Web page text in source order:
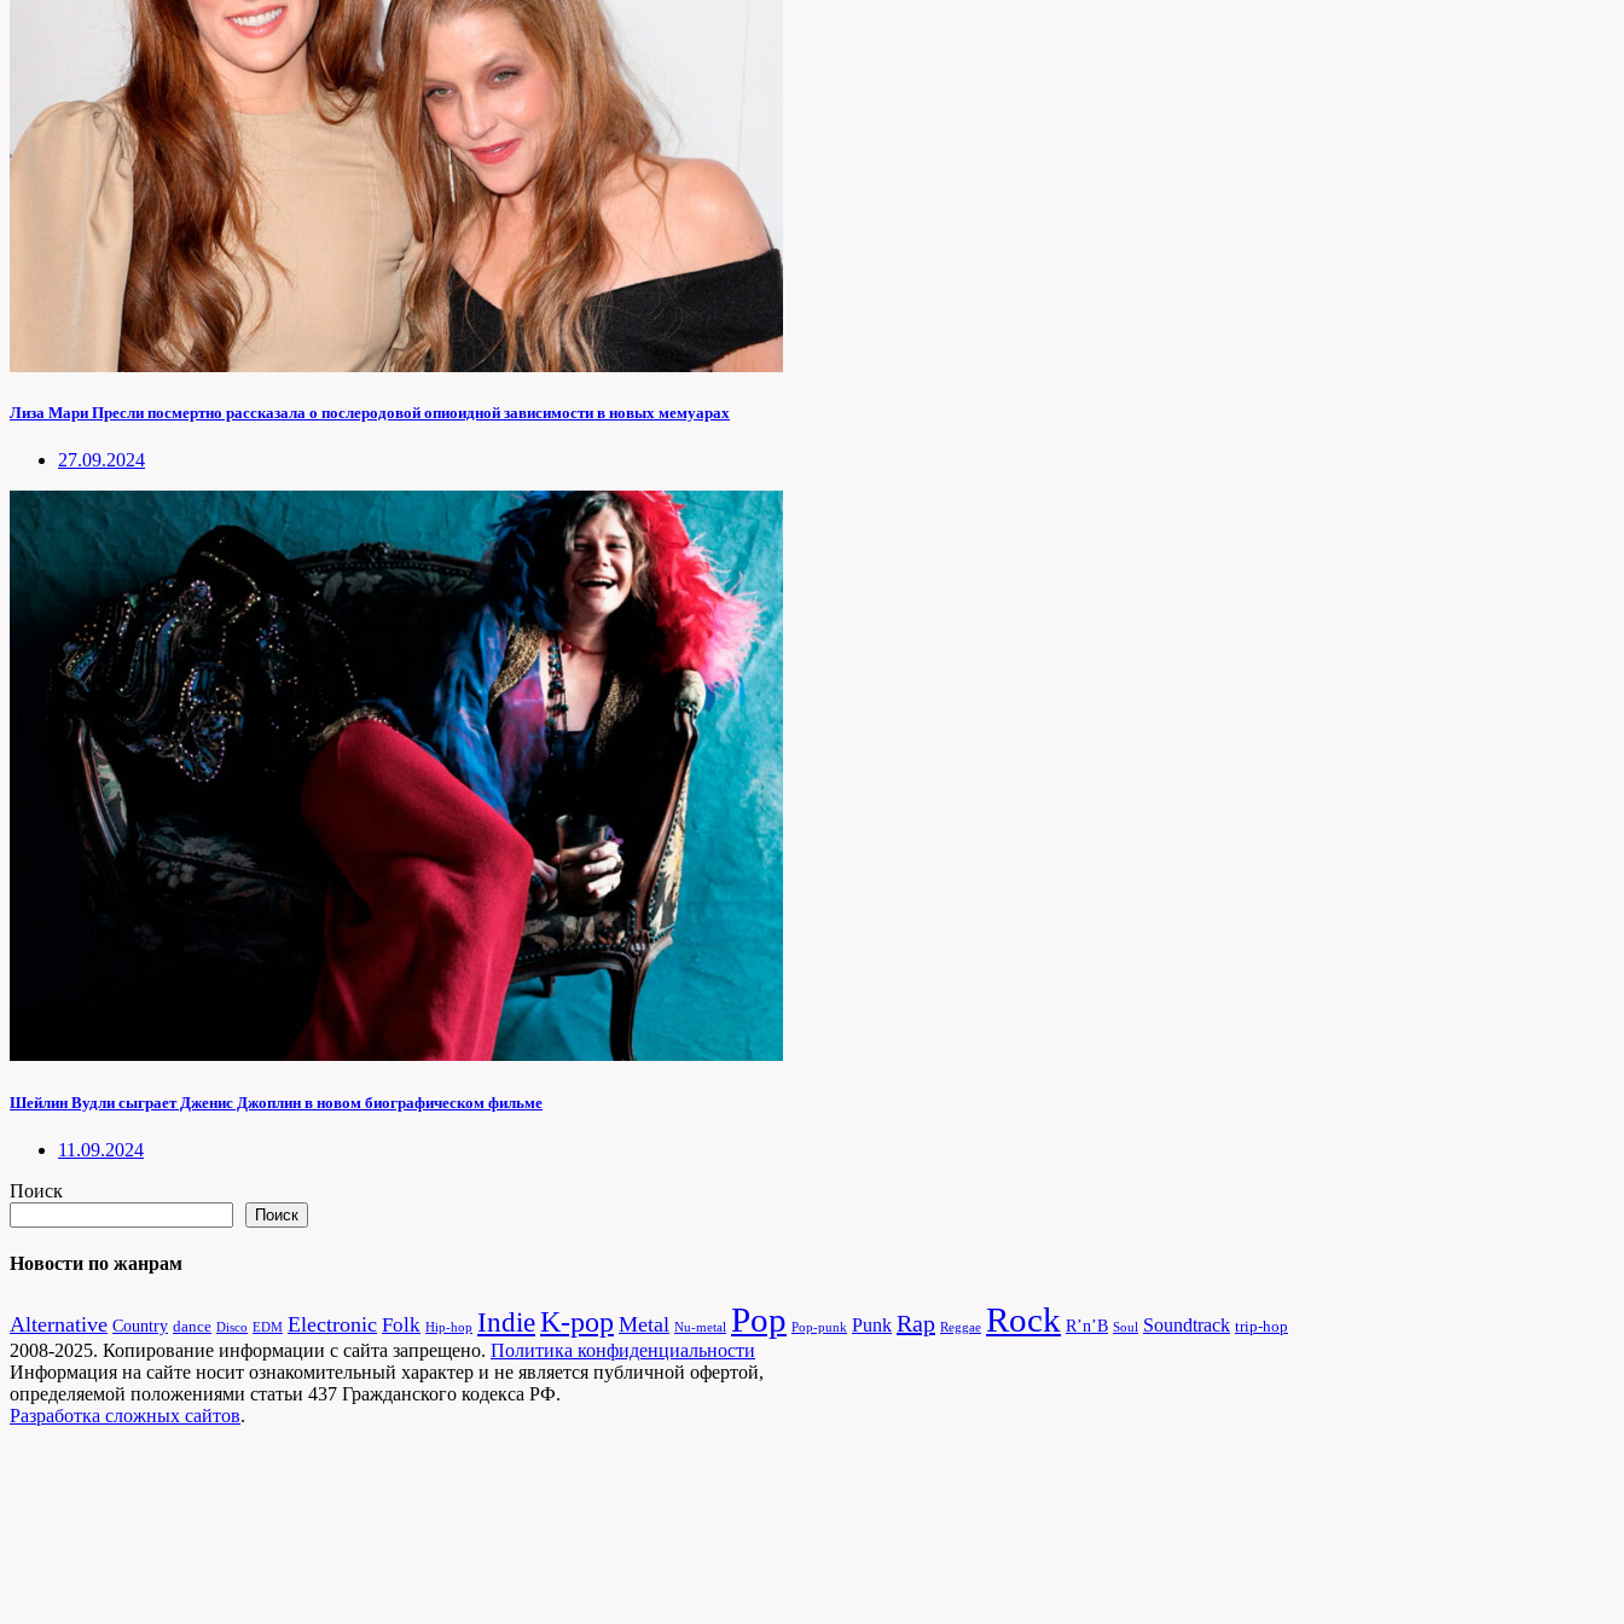
Лиза Мари Пресли посмертно рассказала о послеродовой опиоидной зависимости в новых мемуарах
27.09.2024
Шейлин Вудли сыграет Дженис Джоплин в новом биографическом фильме
11.09.2024
Поиск
Поиск
Новости по жанрам
Alternative Country dance Disco EDM Electronic Folk Hip-hop IndieK-pop Metal Nu-metal Pop Pop-punk Punk Rap Reggae Rock R’n’B Soul Soundtrack trip-hop
2008-2025. Копирование информации с сайта запрещено. Политика конфиденциальности
Информация на сайте носит ознакомительный характер и не является публичной офертой,
определяемой положениями статьи 437 Гражданского кодекса РФ.
Разработка сложных сайтов.